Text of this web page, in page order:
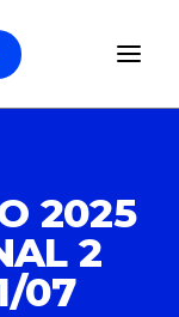
2025
2
07